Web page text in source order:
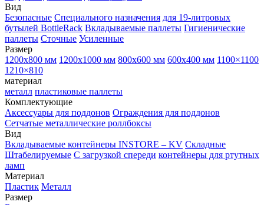
Вид
Безопасные Специального назначения для 19-литровых
бутылей BottleRack Вкладываемые паллеты Гигиенические
паллеты Сточные Усиленные
Размер
1200х800 мм 1200х1000 мм 800х600 мм 600х400 мм 1100×1100
1210×810
материал
металл пластиковые паллеты
Комплектующие
Аксессуары для поддонов Ограждения для поддонов
Сетчатые металлические роллбоксы
Вид
Вкладываемые контейнеры INSTORE – KV Складные
Штабелируемые С загрузкой спереди контейнеры для ртутных
ламп
Материал
Пластик Металл
Размер